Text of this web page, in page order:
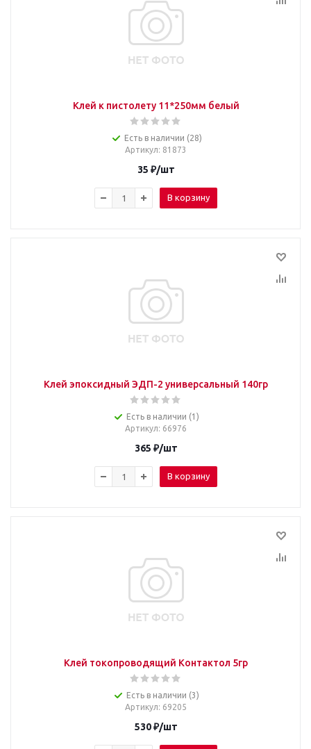
Клей к пистолету 11*250мм белый
Есть в наличии (28)
Артикул: 81873
35 ₽/шт
В корзину
Клей эпоксидный ЭДП-2 универсальный 140гр
Есть в наличии (1)
Артикул: 66976
365 ₽/шт
В корзину
Клей токопроводящий Контактол 5гр
Есть в наличии (3)
Артикул: 69205
530₽/шт